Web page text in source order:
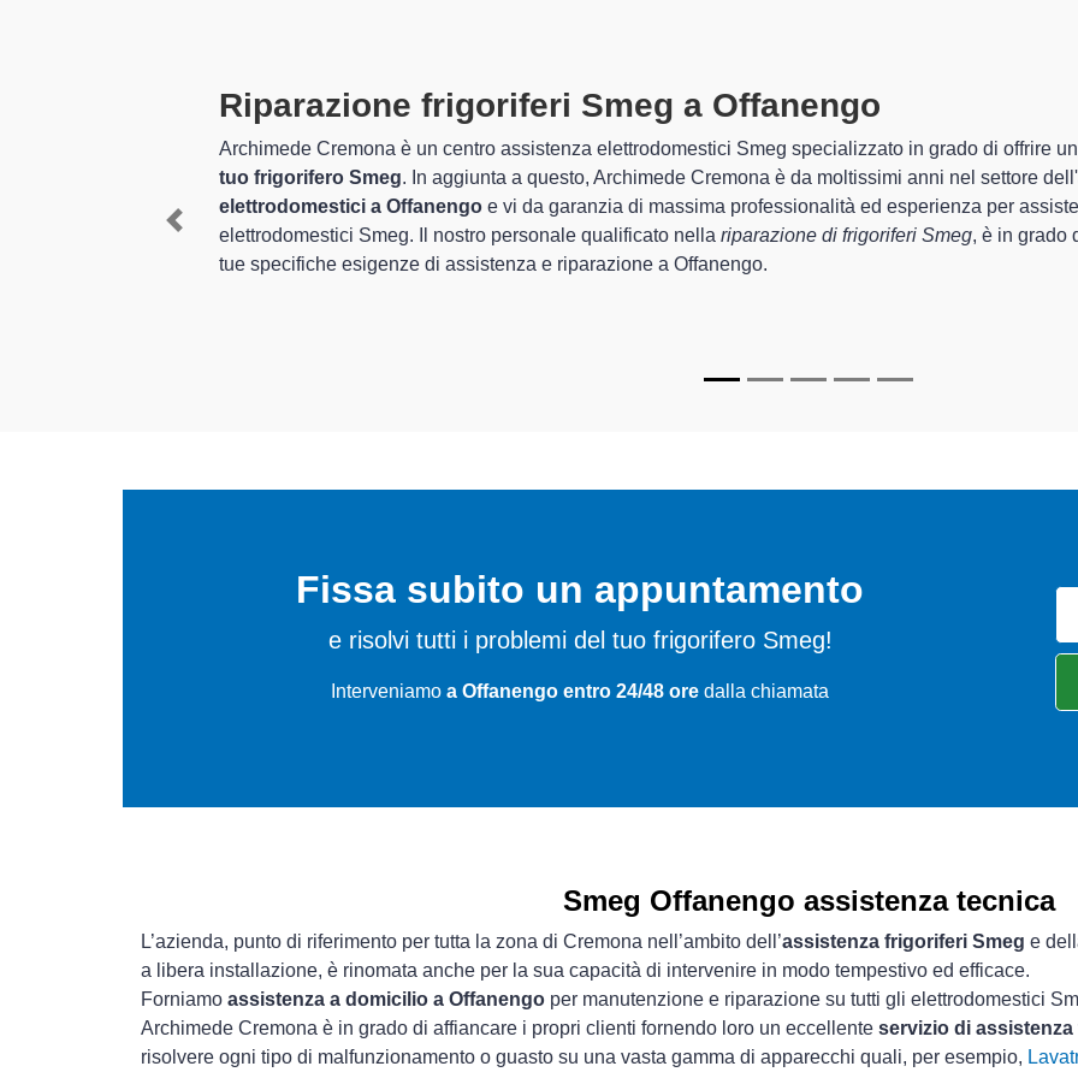
specializzato in grado di offrire un servizio completo per lariparazione del
è da moltissimi anni nel settore dell'assistenza eriparazione di
ed esperienza per assistenza e riparazione di grandi
di frigoriferi Smeg, è in grado di offrire unservizio personalizzatoper le
Tecnici
I tecnici specializzati di
per quel che riguarda la
funzionamento degli
In più,i tecnici Smeg
Previous
Fissa subito un appuntamento
e risolvi tutti i problemi del tuo frigorifero Smeg!
Interveniamo a Offanengo entro 24/48 ore dalla chiamata
Smeg Offanengo assistenza tecnica
L’azienda, punto di riferimento per tutta la zona di Cremona nell’ambito dell’assistenza frigoriferi Smeg e
a libera installazione, è rinomata anche per la sua capacità di intervenire in modo tempestivo ed efficace.
Forniamo assistenza a domicilio a Offanengo per manutenzione e riparazione su tutti gli elettrodomestici
Archimede Cremona è in grado di affiancare i propri clienti fornendo loro un eccellente servizio di
risolvere ogni tipo di malfunzionamento o guasto su una vasta gamma di apparecchi quali, per esempio,